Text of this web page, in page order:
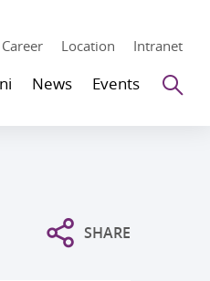
Career Location Intranet
News Events
SHARE